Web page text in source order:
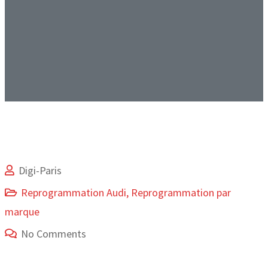
Digi-Paris
Reprogrammation Audi, Reprogrammation par
marque
No Comments